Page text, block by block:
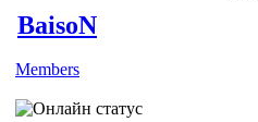
BaisoN
Members